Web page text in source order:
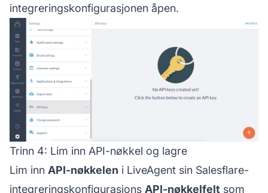
integreringskonfigurasjonen åpen.
Trinn 4: Lim inn API-nøkkel og lagre
Lim inn API-nøkkelen i LiveAgent sin Salesflare-
integreringskonfigurasjons API-nøkkelfelt som